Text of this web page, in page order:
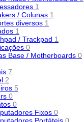
1
/ Colunas 1
diversos 1
1
/ Trackpad 1
0
Base / Motherboards 0
7
2
5
0
0
Fixos 0
Portáteis 0